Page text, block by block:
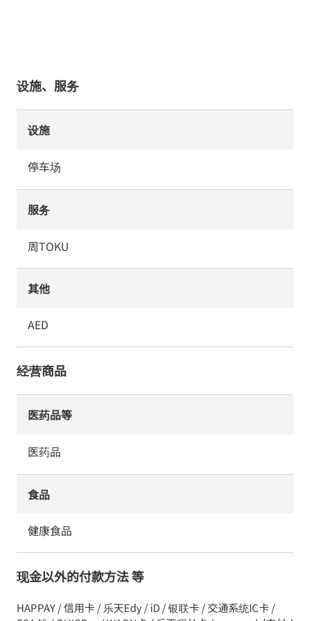
设施、服务
设施
停车场
服务
周TOKU
其他
AED
经营商品
医药品等
医药品
食品
健康食品
现金以外的付款方法 等
HAPPAY / 信用卡 / 乐天Edy / iD / 银联卡 / 交通系统IC卡 /